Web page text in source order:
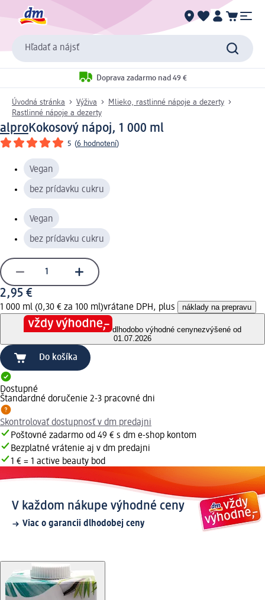
Hľadať a nájsť
Doprava zadarmo nad 49 €
Úvodná stránka Výživa
Mlieko, rastlinné nápoje a dezerty
Rastlinné nápoje a dezerty
alproKokosový nápoj, 1 000 ml
5 (6 hodnotení)
Vegan
bez prídavku cukru
Vegan
bez prídavku cukru
2,95 €
1 000 ml (0,30 € za 100 ml)vrátane DPH, plus náklady na prepravu
dlhodobo výhodné cenynezvýšené od
01.07.2026
Do košíka
Dostupné
Štandardné doručenie 2-3 pracovné dni
Skontrolovať dostupnosť v dm predajni
Poštovné zadarmo od 49 € s dm e-shop kontom
Bezplatné vrátenie aj v dm predajni
1 € = 1 active beauty bod
V každom nákupe výhodné ceny
Viac o garancii dlhodobej ceny